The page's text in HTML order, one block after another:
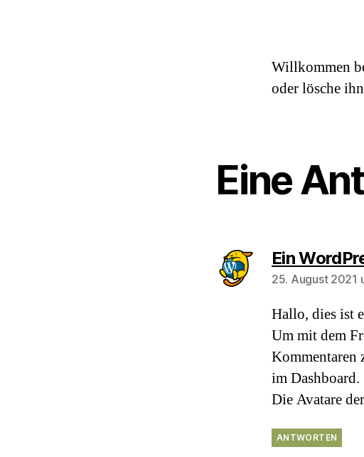
Willkommen
oder lösche
Eine
Ein
25. August 2021
Hallo, dies ist
Um mit dem
Kommentaren
im Dashboard.
Die Avatare
ANTWORTEN